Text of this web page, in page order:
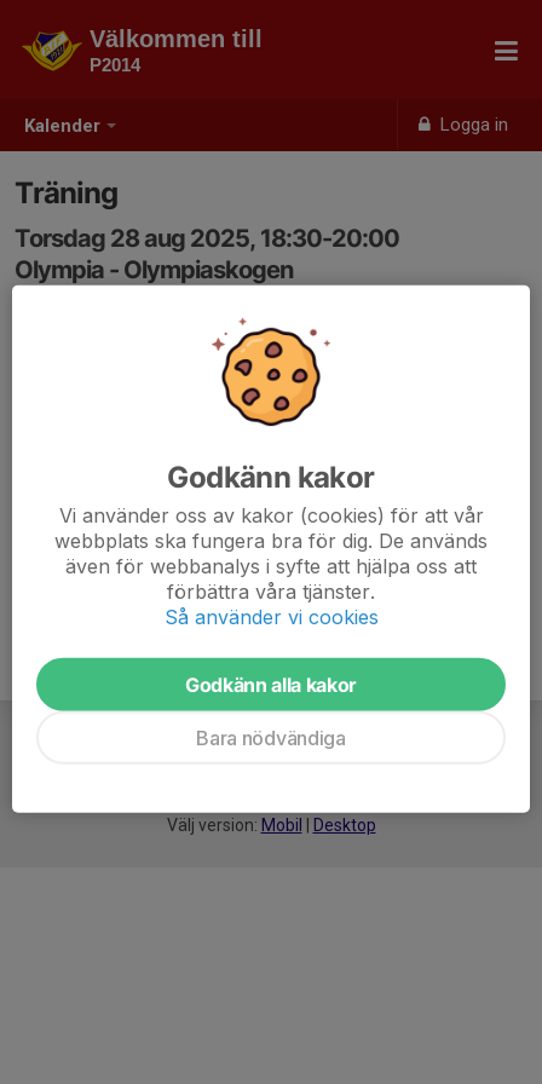
Kalender Logga in
Välkommen till
P2014
Träning
Torsdag 28 aug 2025, 18:30-20:00
Olympia - Olympiaskogen
Välj version: Mobil Desktop
Godkänn kakor
Vi använder oss av kakor (cookies) för att vår
webbplats ska fungera bra för dig. De används
även för webbanalys i syfte att hjälpa oss att
förbättra våra tjänster.
Så använder vi cookies
Godkänn alla kakor
Bara nödvändiga